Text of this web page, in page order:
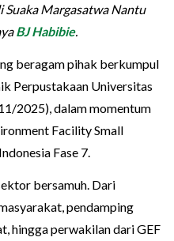
Suaka Margasatwa Nantu
BJ Habibie.
beragam pihak berkumpul
Perpustakaan Universitas
2025), dalam momentum
Facility Small
Fase 7.
bersamuh. Dari
pendamping
hingga perwakilan dari GEF